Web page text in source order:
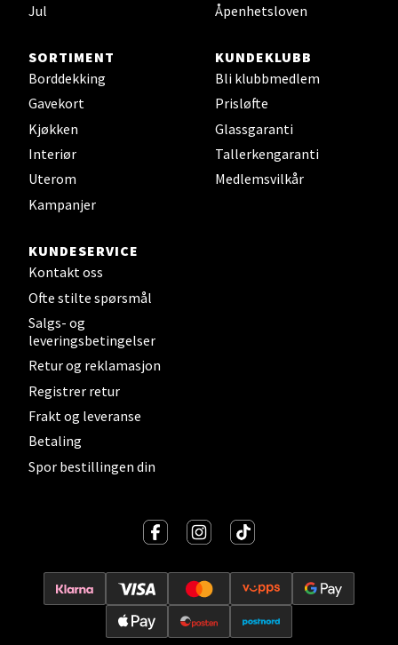
Jul
Åpenhetsloven
SORTIMENT
Borddekking
Gavekort
Kjøkken
Interiør
Uterom
Kampanjer
KUNDEKLUBB
Bli klubbmedlem
Prisløfte
Glassgaranti
Tallerkengaranti
Medlemsvilkår
KUNDESERVICE
Kontakt oss
Ofte stilte spørsmål
Salgs- og
leveringsbetingelser
Retur og reklamasjon
Registrer retur
Frakt og leveranse
Betaling
Spor bestillingen din
Oslo - Thon Senter Storo
Vitaminveien 7 - 9, 0485 Oslo
Åpent i dag 10-21
1 i butikk
Lillehammer - Strandtorget
Strandtorget, 2609 Lillehammer
Åpent i dag 09-20
Strømmen - Thon Senter Strømmen
Åpent i dag 10-21
0 i butikk